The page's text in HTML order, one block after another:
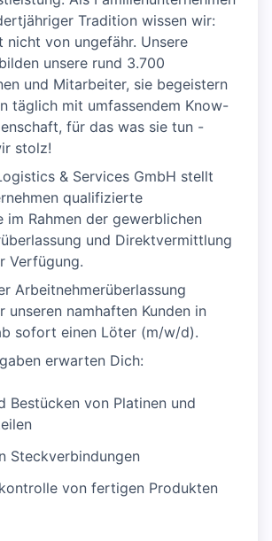
Tradition wissen wir:
nicht von ungefähr. Unsere
unsere rund 3.700
und Mitarbeiter, sie begeistern
täglich mit umfassendem Know-
für das was sie tun -
stolz!
& Services GmbH stellt
qualifizierte
im Rahmen der gewerblichen
und Direktvermittlung
Verfügung.
Arbeitnehmerüberlassung
unseren namhaften Kunden in
sofort einen Löter (m/w/d).
erwarten Dich:
Bestücken von Platinen und
Steckverbindungen
von fertigen Produkten